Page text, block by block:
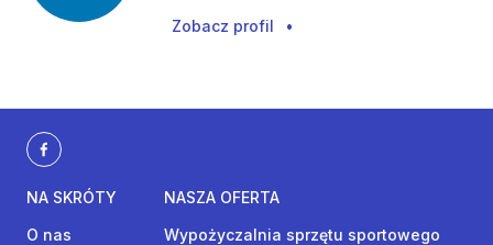
Zobacz profil •
NA SKRÓTY
O nas
NASZA OFERTA
Wypożyczalnia sprzętu sportowego